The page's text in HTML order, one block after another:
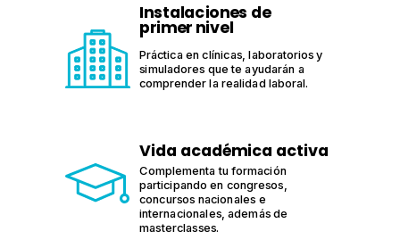
Instalaciones de
primer nivel
Práctica en clínicas, laboratorios y
simuladores que te ayudarán a
comprender la realidad laboral.
Vida académica activa
Complementa tu formación
participando en congresos,
concursos nacionales e
internacionales, además de
masterclasses.